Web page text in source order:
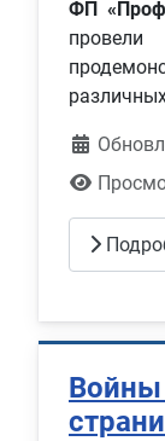
ФП
провели